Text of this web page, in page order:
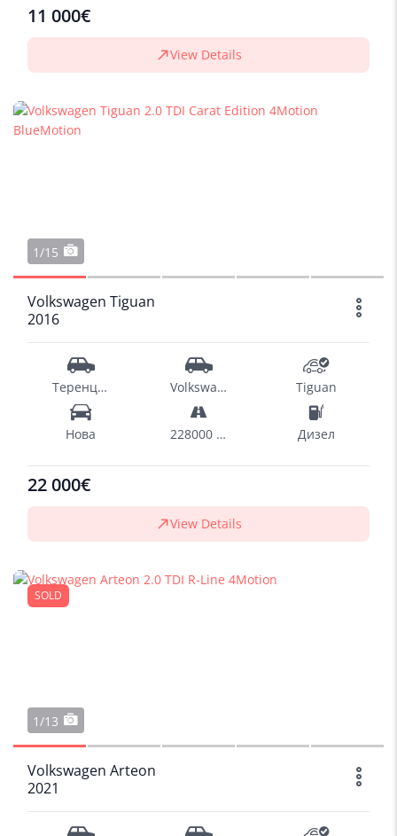
11 000€
View Details
1/15
Volkswagen Tiguan
2016
Теренци - SUV Volkswagen Tiguan
Нова 228000 km Дизел
22 000€
View Details
SOLD
1/13
Volkswagen Arteon
2021